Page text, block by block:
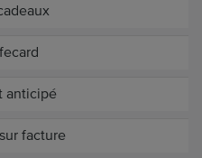
anticipé
facture